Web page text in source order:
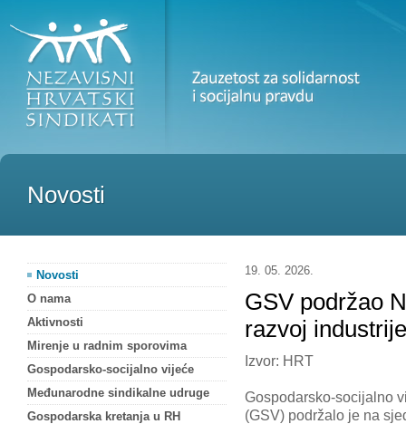
Novosti
19. 05. 2026.
GSV podržao
razvoj
Izvor: HRT
Gospodarsko-socijalno
(GSV) podržalo je na
Novosti
O nama
Aktivnosti
Mirenje u radnim sporovima
Gospodarsko-socijalno vijeće
Međunarodne sindikalne udruge
Gospodarska kretanja u RH